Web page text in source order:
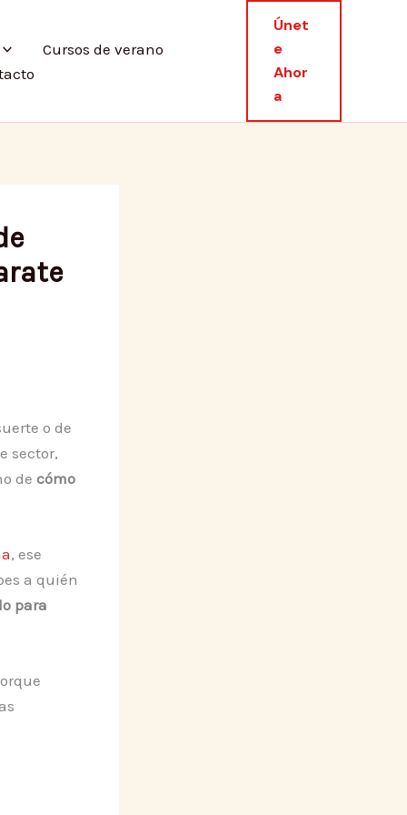
Cursos de verano
Únet
E
Ahor
A
o de
sector,
de cómo
, ese
a quién
para